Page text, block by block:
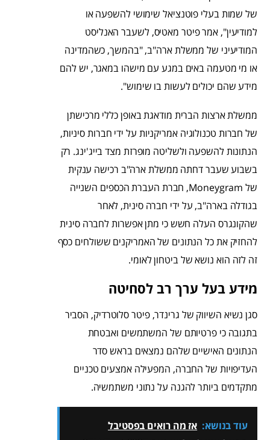
של שמות בעלי פוטנציאל שימושי להשפעה או
למודיעין", אמר פיטר מאטיס, לשעבר האנליסט
המודיעיני של ממשלת ארה"ב, "בהמשך, כשהמדינה
או מי מטעמה באים במגע עם מישהו במאגר, יש להם
מידע שהם יכולים לעשות בו שימוש".
ממשלת ארצות הברית מודאגת באופן כללי מרכישתן
של חברות טכנולוגיה אמריקניות על ידי חברות סיניות,
הנתונות להשפעה ולשליטה מופרזת מצד בייג'ינג. רק
בשבוע שעבר דחתה ממשלת ארה"ב רכישה ענקית
של Moneygram, חברת העברת הכספים השנייה
בגודלה בארה"ב, על ידי חברה סינית, לאחר
שהקונגרס העלה חשש כי מתן אפשרות לחברה סינית
להחזיק את כל הנתונים של האמריקנים ששולחים כסף
זה לזה הוא נושא של ביטחון לאומי.
מידע בעל ערך רב לסחיטה
סגן נשיא השיווק של גרינדר, פיטר סלוטרדיק, הסביר
בתגובה כי פרטיותם של המשתמשים ואבטחת
הנתונים האישיים שלהם נמצאים בראש סדר
העדיפויות של החברה, המפעילה אמצעים טכניים
מתקדמים ביותר להגנה על נתוני משתמשיה.
עוד בנושא: אז מה רואים בפסטיבל